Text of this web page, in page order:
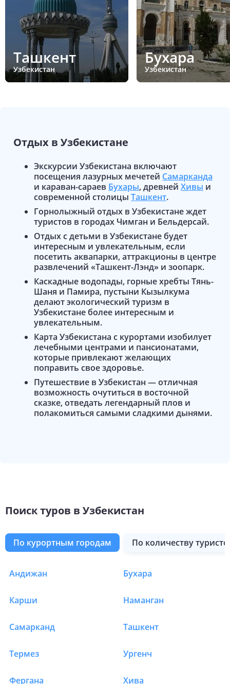
Ташкент
Узбекистан
Бухара
Узбекистан
Отдых в Узбекистане
Экскурсии Узбекистана включают
посещения лазурных мечетей Самарканда
и караван-сараев Бухары, древней Хивы и
современной столицы Ташкент.
Горнолыжный отдых в Узбекистане ждет
туристов в городах Чимган и Бельдерсай.
Отдых с детьми в Узбекистане будет
интересным и увлекательным, если
посетить аквапарки, аттракционы в центре
развлечений «Ташкент-Лэнд» и зоопарк.
Каскадные водопады, горные хребты Тянь-
Шаня и Памира, пустыни Кызылкума
делают экологический туризм в
Узбекистане более интересным и
увлекательным.
Карта Узбекистана с курортами изобилует
лечебными центрами и пансионатами,
которые привлекают желающих
поправить свое здоровье.
Путешествие в Узбекистан — отличная
возможность очутиться в восточной
сказке, отведать легендарный плов и
полакомиться самыми сладкими дынями.
Поиск туров в Узбекистан
по курортным городам по количеству
Туры в Узбекистан
Андижан Бухара
Карши Наманган
Самарканд Ташкент
Термез Ургенч
Фергана Хива